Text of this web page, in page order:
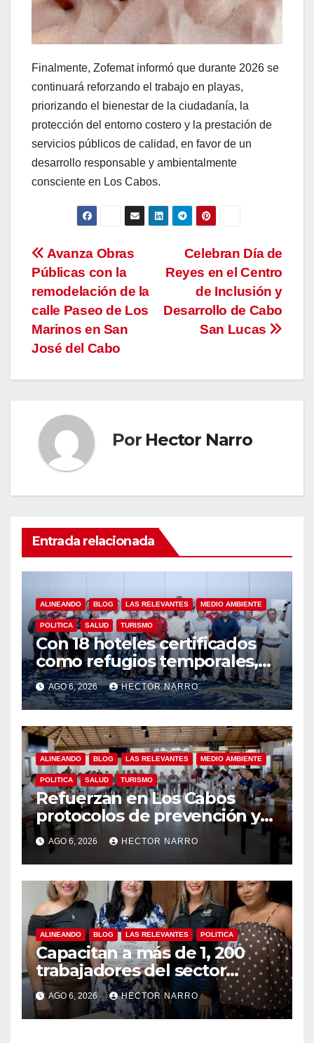
Finalmente, Zofemat informó que durante 2026 se
continuará reforzando el trabajo en playas,
priorizando el bienestar de la ciudadanía, la
protección del entorno costero y la prestación de
servicios públicos de calidad, en favor de un
desarrollo responsable y ambientalmente
consciente en Los Cabos.
Navegación
de
entradas
Celebran Día de
Reyes en el Centro
de Inclusión y
Desarrollo de Cabo
San Lucas
Avanza Obras
Públicas con la
remodelación de la
calle Paseo de Los
Marinos en San
José del Cabo
Por Hector Narro
Entrada relacionada
ALINEANDO BLOG LAS RELEVANTES MEDIO AMBIENTE
POLITICA SALUD TURISMO
Con 18 hoteles certificados
como refugios temporales,
Gobierno de Los Cabos
refuerza la prevención y
garantiza un destino seguro
AGO 6, 2026 HECTOR NARRO
ALINEANDO BLOG LAS RELEVANTES MEDIO AMBIENTE
POLITICA SALUD TURISMO
Refuerzan en Los Cabos
protocolos de prevención y
rescate en playas ante oleaje
y temporada de ciclones
AGO 6, 2026 HECTOR NARRO
ALINEANDO BLOG LAS RELEVANTES POLITICA
Capacitan a más de 1, 200
trabajadores del sector
hotelero en derechos
humanos y respeto laboral
en Los Cabos
AGO 6, 2026 HECTOR NARRO